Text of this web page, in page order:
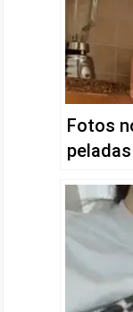
Fotos